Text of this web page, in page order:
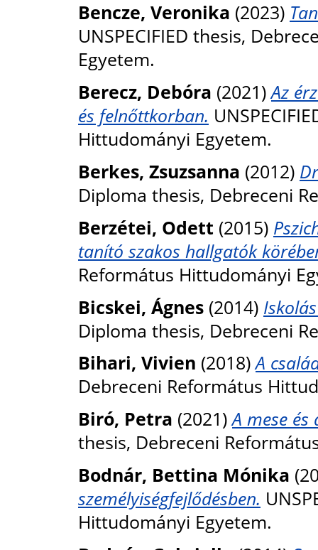
Bencze, Veronika (2023)
UNSPECIFIED thesis,
Egyetem.
Berecz, Debóra (2021)Az
és felnőttkorban.
Hittudományi Egyetem.
Berkes, Zsuzsanna (2012)
Diploma thesis, Debreceni
Berzétei, Odett (2015)
tanító szakos hallgatók
Református Hittudományi
Bicskei, Ágnes (2014)
Diploma thesis, Debreceni
Bihari, Vivien (2018)A
Debreceni Református
Biró, Petra (2021)A mese és
thesis, Debreceni
Bodnár, Bettina Mónika
személyiségfejlődésben.
Hittudományi Egyetem.